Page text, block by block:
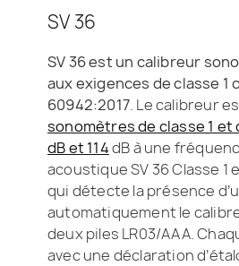
SV 36
SV 36 est un calibreur
aux exigences de classe 1
60942:2017. Le calibreur
sonomètres de classe 1 et
dB et 114dB à une
acoustique SV 36 Classe
qui détecte la présence
automatiquement le
deux piles LR03/AAA.
avec une déclaration